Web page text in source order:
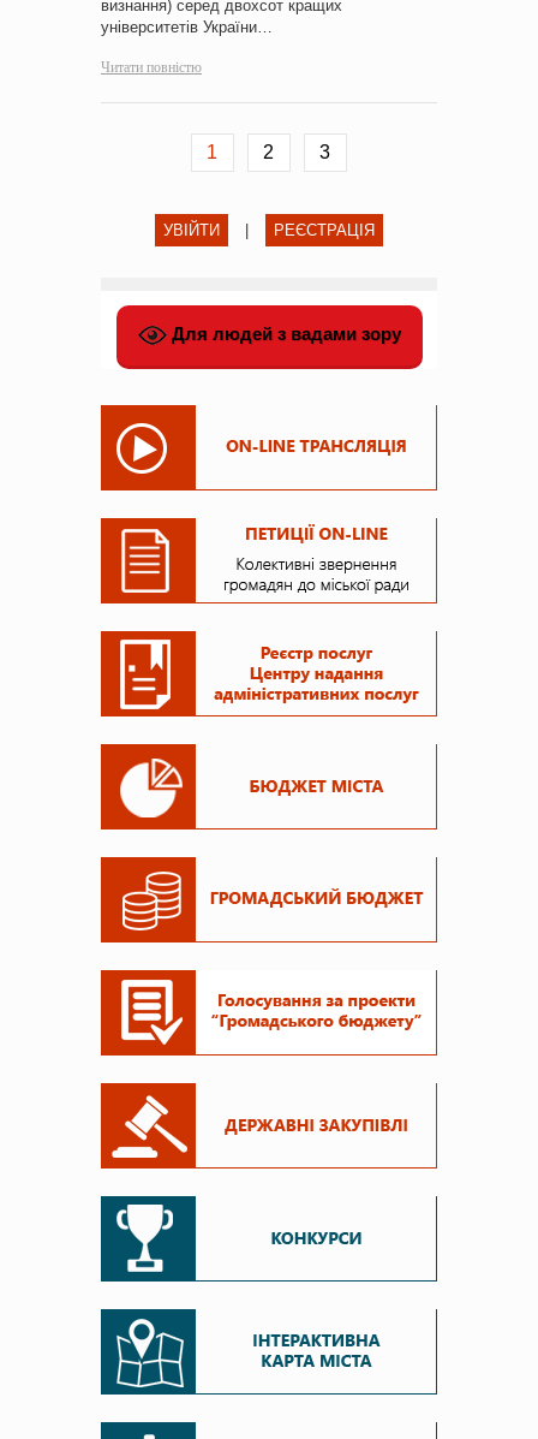
визнання) серед двохсот кращих
університетів України…
Читати повністю
1 2 3
УВІЙТИ РЕЄСТРАЦІЯ
Для людей з вадами зору